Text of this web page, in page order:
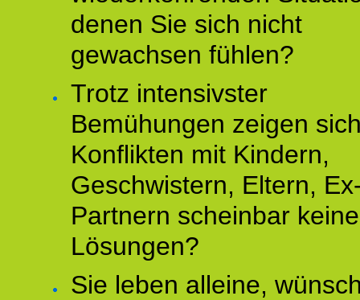
denen Sie sich nicht
gewachsen fühlen?
Trotz intensivster
Bemühungen zeigen
Konflikten mit Kindern,
Geschwistern, Eltern,
Partnern scheinbar keine
Lösungen?
Sie leben alleine,